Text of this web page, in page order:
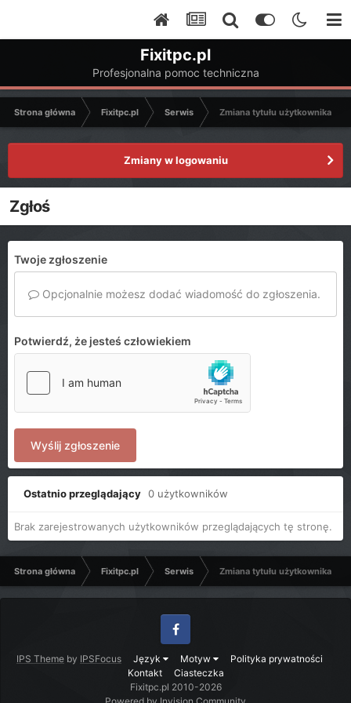
Fixitpc.pl
Profesjonalna pomoc techniczna
Strona główna Fixitpc.pl Serwis Zmiana tytułu użytkownika
Zmiany w logowaniu
Zgłoś
Twoje zgłoszenie
Opcjonalnie możesz dodać wiadomość do zgłoszenia.
Potwierdź, że jesteś człowiekiem
Wyślij zgłoszenie
Ostatnio przeglądający 0 użytkowników
Brak zarejestrowanych użytkowników przeglądających tę stronę.
Strona główna Fixitpc.pl Serwis Zmiana tytułu użytkownika
IPS Theme by IPSFocus Język Motyw
Polityka prywatności
Kontakt
Ciasteczka
Facebook
Fixitpc.pl 2010-2026